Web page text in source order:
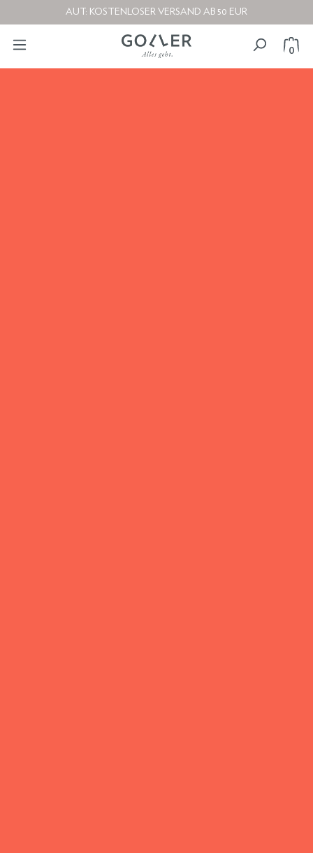
AUT: KOSTENLOSER VERSAND AB 50 EUR
0